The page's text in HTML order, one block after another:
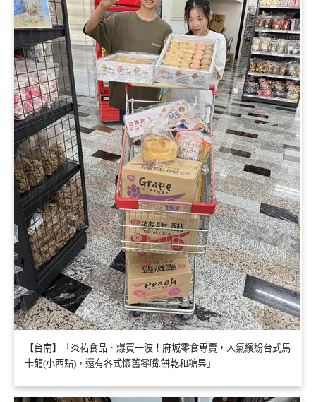
【台南】「炎祐食品．爆買一波！府城零食專賣，人氣繽紛台式馬
卡龍(小西點)，還有各式懷舊零嘴.餅乾和糖果」